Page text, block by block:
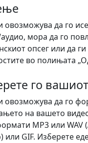
овозможува да го
мора да го
опсег или да
во полињата
го
овозможува да го
на вашето
MP3 или WAV
или GIF. Изберете